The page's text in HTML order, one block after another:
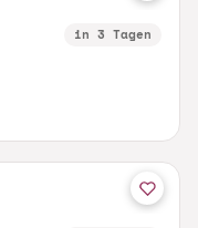
in 3 Tagen